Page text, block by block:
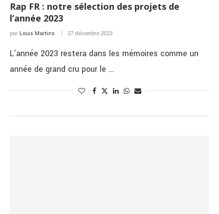
Rap FR : notre sélection des projets de
l’année 2023
par Louis Martins 27 décembre 2023
L’année 2023 restera dans les mémoires comme un
année de grand cru pour le …